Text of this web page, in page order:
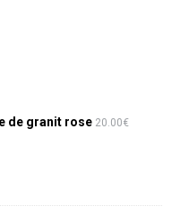
de granit rose 20.00€